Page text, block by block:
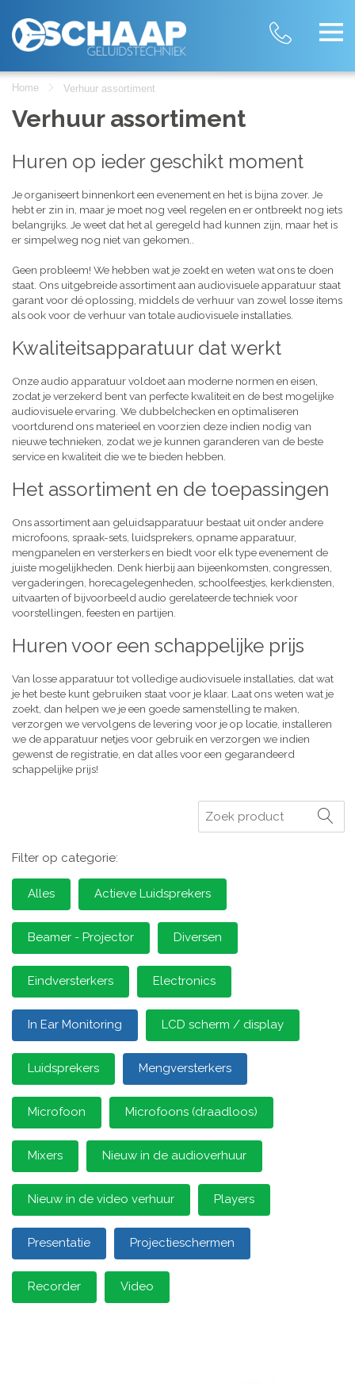
Home Verhuur assortiment
Verhuur assortiment
Huren op ieder geschikt moment
Je organiseert binnenkort een evenement en het is bijna zover. Je
hebt er zin in, maar je moet nog veel regelen en er ontbreekt nog iets
belangrijks. Je weet dat het al geregeld had kunnen zijn, maar het is
er simpelweg nog niet van gekomen..
Geen probleem! We hebben wat je zoekt en weten wat ons te doen
staat. Ons uitgebreide assortiment aan audiovisuele apparatuur staat
garant voor dé oplossing, middels de verhuur van zowel losse items
als ook voor de verhuur van totale audiovisuele installaties.
Kwaliteitsapparatuur dat werkt
Onze audio apparatuur voldoet aan moderne normen en eisen,
zodat je verzekerd bent van perfecte kwaliteit en de best mogelijke
audiovisuele ervaring. We dubbelchecken en optimaliseren
voortdurend ons materieel en voorzien deze indien nodig van
nieuwe technieken, zodat we je kunnen garanderen van de beste
service en kwaliteit die we te bieden hebben.
Het assortiment en de toepassingen
Ons assortiment aan geluidsapparatuur bestaat uit onder andere
microfoons, spraak-sets, luidsprekers, opname apparatuur,
mengpanelen en versterkers en biedt voor elk type evenement de
juiste mogelijkheden. Denk hierbij aan bijeenkomsten, congressen,
vergaderingen, horecagelegenheden, schoolfeestjes, kerkdiensten,
uitvaarten of bijvoorbeeld audio gerelateerde techniek voor
voorstellingen, feesten en partijen.
Huren voor een schappelijke prijs
Van losse apparatuur tot volledige audiovisuele installaties, dat wat
je het beste kunt gebruiken staat voor je klaar. Laat ons weten wat je
zoekt, dan helpen we je een goede samenstelling te maken,
verzorgen we vervolgens de levering voor je op locatie, installeren
we de apparatuur netjes voor gebruik en verzorgen we indien
gewenst de registratie, en dat alles voor een gegarandeerd
schappelijke prijs!
Zoeken
Filter op categorie:
Alles Actieve Luidsprekers
Beamer - Projector Diversen
Eindversterkers Electronics
In Ear Monitoring LCD scherm / display
Luidsprekers Mengversterkers
Microfoon Microfoons (draadloos)
Mixers Nieuw in de audioverhuur
Nieuw in de video verhuur Players
Presentatie Projectieschermen
Recorder Video